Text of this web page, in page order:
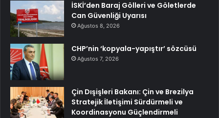
İSKİ’den Baraj Gölleri ve Göletlerde
Can Güvenliği Uyarısı
Ağustos 8, 2026
CHP’nin ‘kopyala-yapıştır’ sözcüsü
Ağustos 7, 2026
Çin Dışişleri Bakanı: Çin ve Brezilya
Stratejik İletişimi Sürdürmeli ve
Koordinasyonu Güçlendirmeli